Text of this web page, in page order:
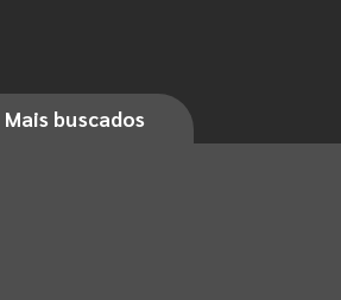
Mais buscados